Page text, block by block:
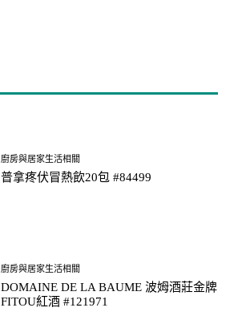
廚房與居家生活相關
普拿疼伏冒熱飲20包 #84499
廚房與居家生活相關
DOMAINE DE LA BAUME 波姆酒莊金牌
FITOU紅酒 #121971